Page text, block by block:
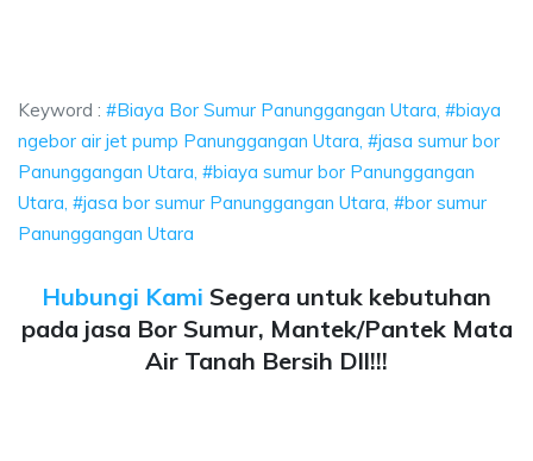
Keyword : #Biaya Bor Sumur Panunggangan Utara, #biaya
ngebor air jet pump Panunggangan Utara, #jasa sumur bor
Panunggangan Utara, #biaya sumur bor Panunggangan
Utara, #jasa bor sumur Panunggangan Utara, #bor sumur
Panunggangan Utara
Hubungi Kami Segera untuk kebutuhan
pada jasa Bor Sumur, Mantek/Pantek Mata
Air Tanah Bersih Dll!!!